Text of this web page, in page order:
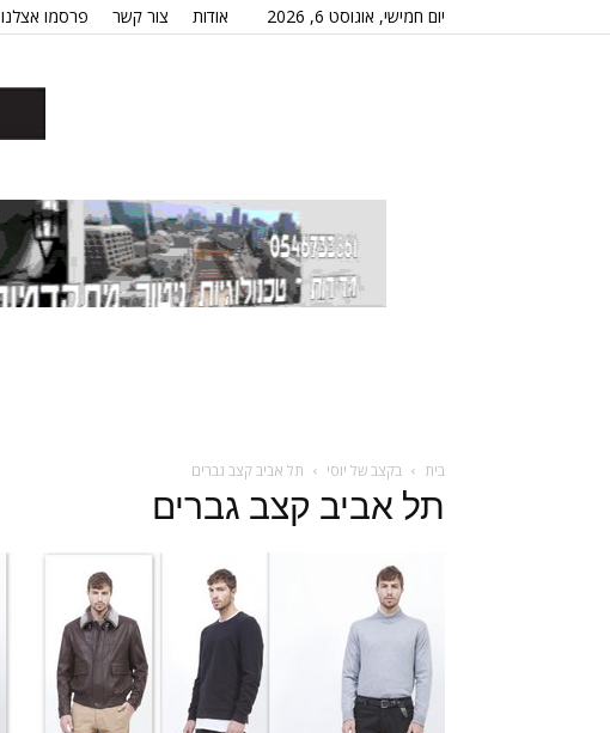
יום חמישי, אוגוסט 6, 2026 אודות צור קשר פרסמו אצלנו
בית בקצב של יוסי תל אביב קצב גברים
תל אביב קצב גברים